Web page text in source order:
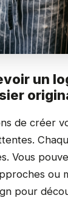
un
de créer
Vous
ou
pour